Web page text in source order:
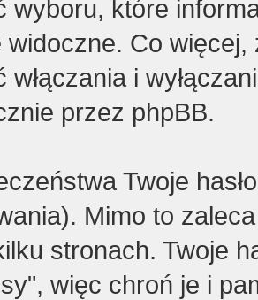
wyboru, które
widoczne. Co
włączania i
przez phpBB.
Twoje
Mimo to
stronach. Twoje
więc chroń je i